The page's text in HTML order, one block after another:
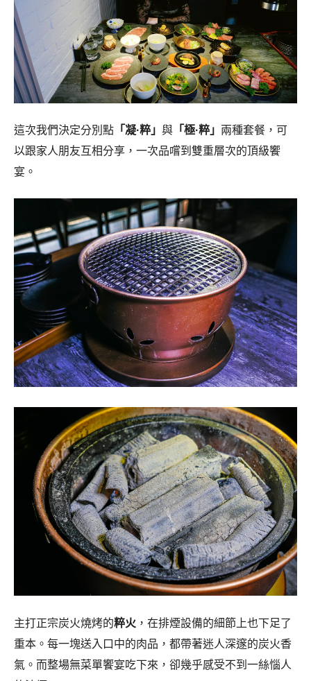
主打正宗炭火燒烤的粹火，在排煙設備的細節上也下足了
重本。每一塊送入口中的肉品，都帶著迷人深邃的炭火香
氣。而整場無菜單饗宴吃下來，卻幾乎感受不到一絲惱人
的油煙。